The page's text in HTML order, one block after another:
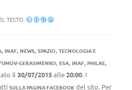
TESTO:
, INAF, NEWS, SPAZIO, TECNOLOGIA E
GERASIMENKO, ESA, INAF, PHILAE,
il 30/07/2015alle20:00. I
SULLA PAGINA FACEBOOK del sito. Per